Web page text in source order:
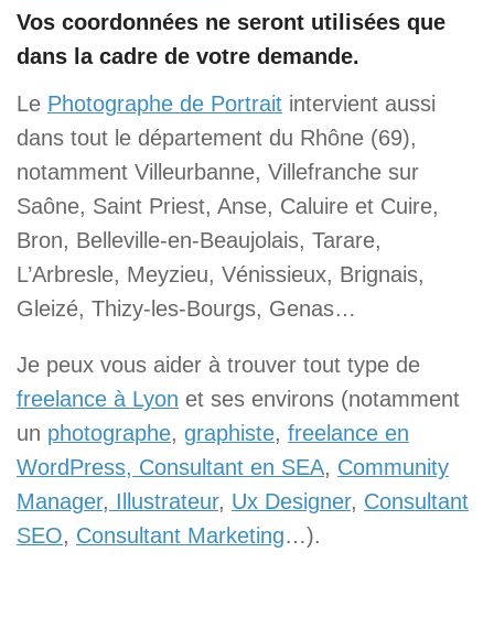
Vos coordonnées ne seront utilisées que
dans la cadre de votre demande.
Le Photographe de Portrait intervient aussi
dans tout le département du Rhône (69),
notamment Villeurbanne, Villefranche sur
Saône, Saint Priest, Anse, Caluire et Cuire,
Bron, Belleville-en-Beaujolais, Tarare,
L’Arbresle, Meyzieu, Vénissieux, Brignais,
Gleizé, Thizy-les-Bourgs, Genas…
Je peux vous aider à trouver tout type de
freelance à Lyon et ses environs (notamment
un photographe, graphiste, freelance en
WordPress, Consultant en SEA, Community
Manager, Illustrateur, Ux Designer, Consultant
SEO, Consultant Marketing…).